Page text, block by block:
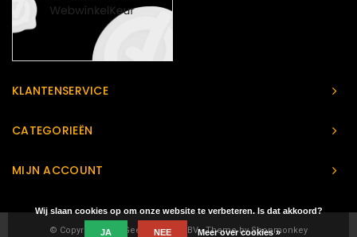
KLANTENSERVICE
CATEGORIEËN
MIJN ACCOUNT
© Copyright 2026 Geeks Heaven BV - Theme byShopmonkey
Wij slaan cookies op om onze website te verbeteren. Is dat akkoord?
JA NEE Meer over cookies »